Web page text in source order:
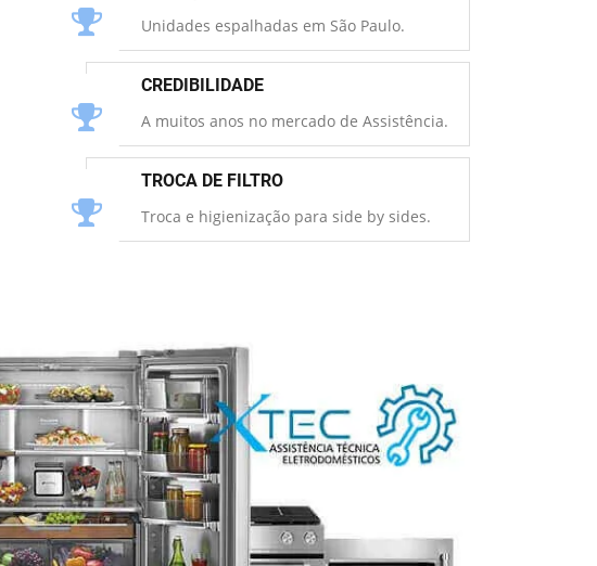
Unidades espalhadas em São Paulo.
CREDIBILIDADE
A muitos anos no mercado de Assistência.
TROCA DE FILTRO
Troca e higienização para side by sides.